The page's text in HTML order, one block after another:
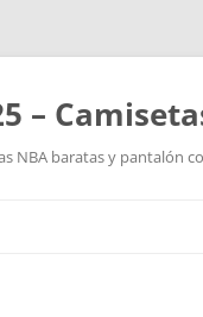
–
NBA baratas y pantalón